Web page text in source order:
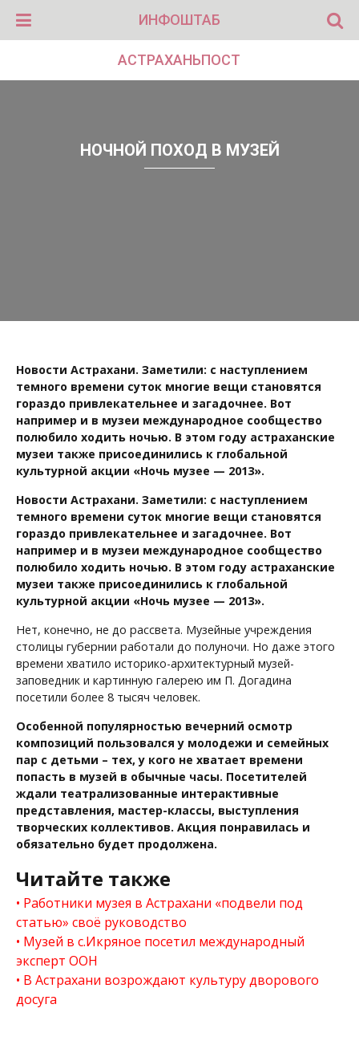
ИНФОШТАБ
АСТРАХАНЬПОСТ
НОЧНОЙ ПОХОД В МУЗЕЙ
Новости Астрахани. Заметили: с наступлением
темного времени суток многие вещи становятся
гораздо привлекательнее и загадочнее. Вот
например и в музеи международное сообщество
полюбило ходить ночью. В этом году астраханские
музеи также присоединились к глобальной
культурной акции «Ночь музее — 2013».
Новости Астрахани. Заметили: с наступлением
темного времени суток многие вещи становятся
гораздо привлекательнее и загадочнее. Вот
например и в музеи международное сообщество
полюбило ходить ночью. В этом году астраханские
музеи также присоединились к глобальной
культурной акции «Ночь музее — 2013».
Нет, конечно, не до рассвета. Музейные учреждения
столицы губернии работали до полуночи. Но даже этого
времени хватило историко-архитектурный музей-
заповедник и картинную галерею им П. Догадина
посетили более 8 тысяч человек.
Особенной популярностью вечерний осмотр
композиций пользовался у молодежи и семейных
пар с детьми – тех, у кого не хватает времени
попасть в музей в обычные часы. Посетителей
ждали театрализованные интерактивные
представления, мастер-классы, выступления
творческих коллективов. Акция понравилась и
обязательно будет продолжена.
Читайте также
Работники музея в Астрахани «подвели под
статью» своё руководство
Музей в с.Икряное посетил международный
эксперт ООН
В Астрахани возрождают культуру дворового
досуга